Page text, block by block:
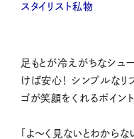
スタイリスト私物
足もとが冷えがちなシュ
けば安心！ シンプルなリ
ゴが笑顔をくれるポイント
「よ〜く見ないとわから